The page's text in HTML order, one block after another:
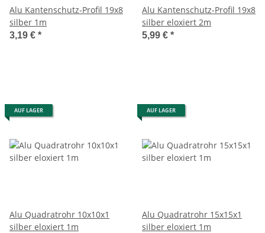
Alu Kantenschutz-Profil 19x8
silber 1m
3,19 € *
Alu Kantenschutz-Profil 19x8
silber eloxiert 2m
5,99 € *
AUF LAGER
Alu Quadratrohr 10x10x1
silber eloxiert 1m
AUF LAGER
Alu Quadratrohr 15x15x1
silber eloxiert 1m